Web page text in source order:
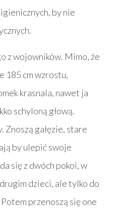
by nie
z wojowników. Mimo, że
185 cm wzrostu,
krasnala, nawet ja
schyloną głową.
Znoszą gałęzie, stare
by ulepić swoje
się z dwóch pokoi, w
dzieci, ale tylko do
przenoszą się one